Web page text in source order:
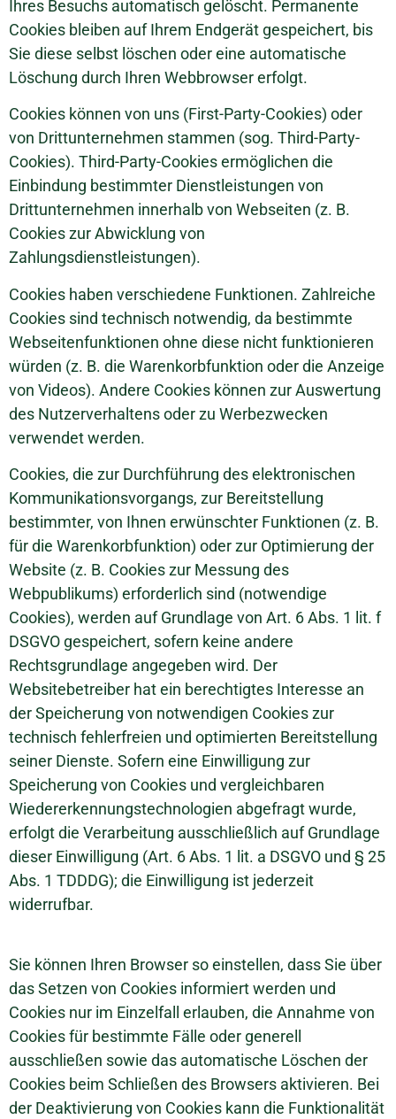
Ihres Besuchs automatisch gelöscht. Permanente
Cookies bleiben auf Ihrem Endgerät gespeichert, bis
Sie diese selbst löschen oder eine automatische
Löschung durch Ihren Webbrowser erfolgt.
Cookies können von uns (First-Party-Cookies) oder
von Drittunternehmen stammen (sog. Third-Party-
Cookies). Third-Party-Cookies ermöglichen die
Einbindung bestimmter Dienstleistungen von
Drittunternehmen innerhalb von Webseiten (z. B.
Cookies zur Abwicklung von
Zahlungsdienstleistungen).
Cookies haben verschiedene Funktionen. Zahlreiche
Cookies sind technisch notwendig, da bestimmte
Webseitenfunktionen ohne diese nicht funktionieren
würden (z. B. die Warenkorbfunktion oder die Anzeige
von Videos). Andere Cookies können zur Auswertung
des Nutzerverhaltens oder zu Werbezwecken
verwendet werden.
Cookies, die zur Durchführung des elektronischen
Kommunikationsvorgangs, zur Bereitstellung
bestimmter, von Ihnen erwünschter Funktionen (z. B.
für die Warenkorbfunktion) oder zur Optimierung der
Website (z. B. Cookies zur Messung des
Webpublikums) erforderlich sind (notwendige
Cookies), werden auf Grundlage von Art. 6 Abs. 1 lit. f
DSGVO gespeichert, sofern keine andere
Rechtsgrundlage angegeben wird. Der
Websitebetreiber hat ein berechtigtes Interesse an
der Speicherung von notwendigen Cookies zur
technisch fehlerfreien und optimierten Bereitstellung
seiner Dienste. Sofern eine Einwilligung zur
Speicherung von Cookies und vergleichbaren
Wiedererkennungstechnologien abgefragt wurde,
erfolgt die Verarbeitung ausschließlich auf Grundlage
dieser Einwilligung (Art. 6 Abs. 1 lit. a DSGVO und § 25
Abs. 1 TDDDG); die Einwilligung ist jederzeit
widerrufbar.
Sie können Ihren Browser so einstellen, dass Sie über
das Setzen von Cookies informiert werden und
Cookies nur im Einzelfall erlauben, die Annahme von
Cookies für bestimmte Fälle oder generell
ausschließen sowie das automatische Löschen der
Cookies beim Schließen des Browsers aktivieren. Bei
der Deaktivierung von Cookies kann die Funktionalität